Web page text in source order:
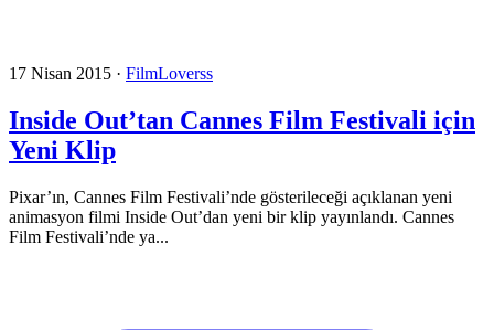
17 Nisan 2015 · FilmLoverss
Inside Out’tan Cannes Film Festivali için
Yeni Klip
Pixar’ın, Cannes Film Festivali’nde gösterileceği açıklanan yeni
animasyon filmi Inside Out’dan yeni bir klip yayınlandı. Cannes
Film Festivali’nde ya...